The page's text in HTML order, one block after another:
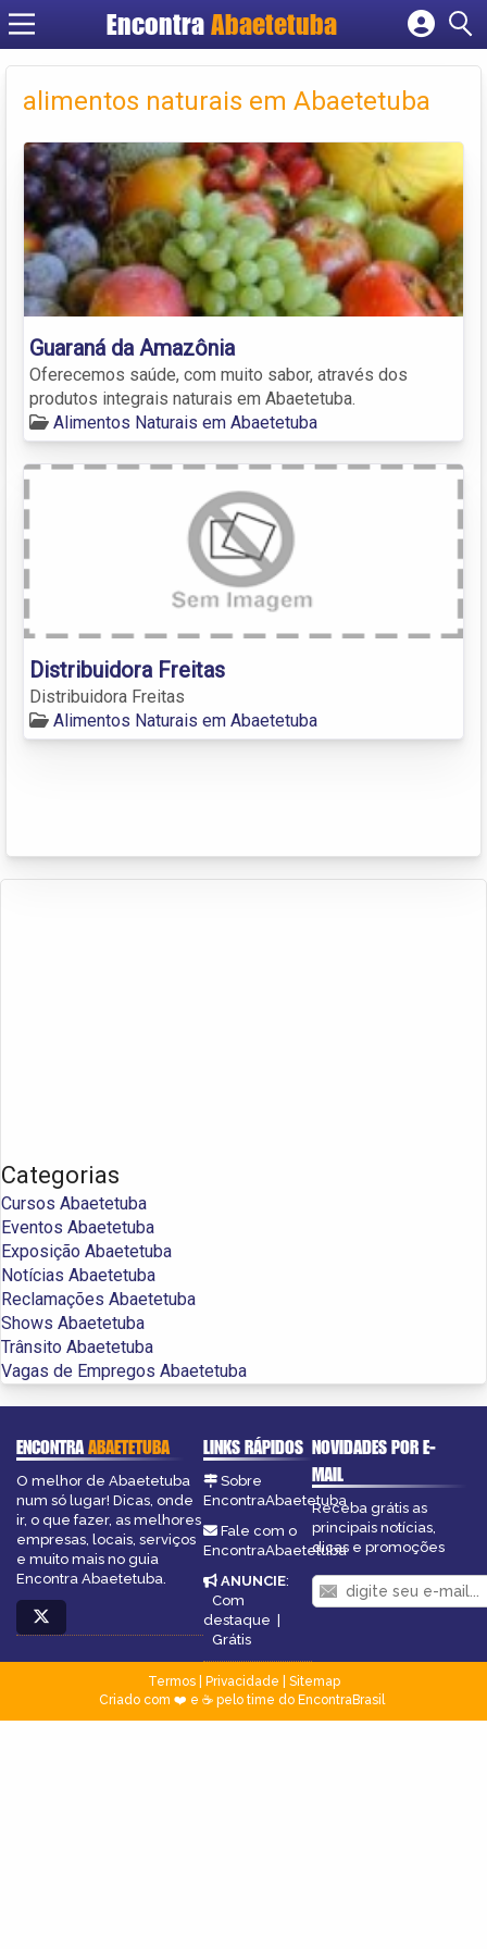
Encontra Abaetetuba
Cadastrar empresa
Criar conta
alimentos naturais em Abaetetuba
Guaraná da Amazônia
Oferecemos saúde, com muito sabor, através dos
produtos integrais naturais em Abaetetuba.
Alimentos Naturais em Abaetetuba
Distribuidora Freitas
Distribuidora Freitas
Alimentos Naturais em Abaetetuba
Categorias
Cursos Abaetetuba
Eventos Abaetetuba
Exposição Abaetetuba
Notícias Abaetetuba
Reclamações Abaetetuba
Shows Abaetetuba
Trânsito Abaetetuba
Vagas de Empregos Abaetetuba
ENCONTRAABAETETUBA
O melhor de Abaetetuba
num só lugar! Dicas, onde
ir, o que fazer, as melhores
empresas, locais, serviços
e muito mais no guia
Encontra Abaetetuba.
LINKS RÁPIDOS
Sobre
EncontraAbaetetuba
Fale com o
EncontraAbaetetuba
ANUNCIE:
Com
destaque |
Grátis
NOVIDADES POR E-
MAIL
Receba grátis as
principais notícias,
dicas e promoções
Termos| Privacidade
Sitemap
Criado com ❤️ e ☕ pelo time do EncontraBrasil